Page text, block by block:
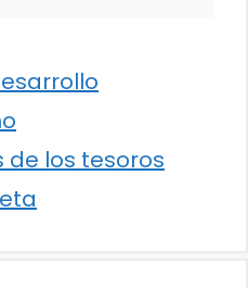
los tesoros